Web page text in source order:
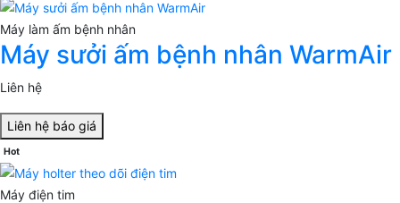
Máy làm ấm bệnh nhân
Máy sưởi ấm bệnh nhân WarmAir
Liên hệ
Liên hệ báo giá
Hot
Máy điện tim